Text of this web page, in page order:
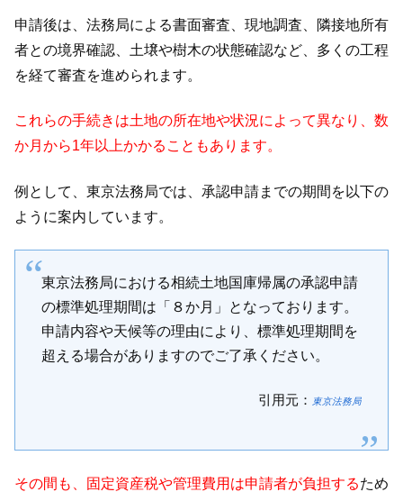
申請後は、法務局による書面審査、現地調査、隣接地所有
者との境界確認、土壌や樹木の状態確認など、多くの工程
を経て審査を進められます。
これらの手続きは土地の所在地や状況によって異なり、数
か月から1年以上かかることもあります。
例として、東京法務局では、承認申請までの期間を以下の
ように案内しています。
東京法務局における相続土地国庫帰属の承認申請
の標準処理期間は「８か月」となっております。
申請内容や天候等の理由により、標準処理期間を
超える場合がありますのでご了承ください。
引用元： 東京法務局
その間も、固定資産税や管理費用は申請者が負担するため